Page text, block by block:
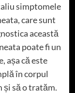
simptomele
care sunt
această
poate fi un
așa că este
în corpul
și să o tratăm.